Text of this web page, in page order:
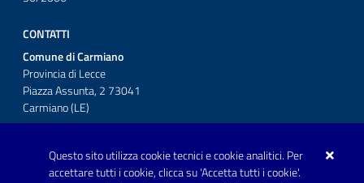
Questo sito utilizza cookie tecnici e cookie analitici. Per
accettare tutti i cookie, clicca su 'Accetta tutti i cookie'.
CONTATTI
Comune di Carmiano
Provincia di Lecce
Piazza Assunta, 2 73041
Carmiano (LE)
Posta Elettronica Certificata: